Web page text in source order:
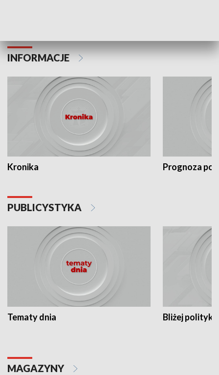
INFORMACJE
Kronika Prognoza
PUBLICYSTYKA
Tematy dnia Bliżej polityki
MAGAZYNY